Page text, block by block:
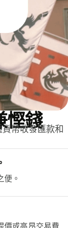
慳錢
幣收發匯款和
便。